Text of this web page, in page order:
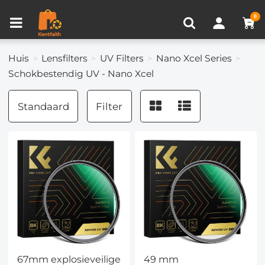
0
Huis Lensfilters UV Filters
Nano Xcel Series
Schokbestendig UV - Nano Xcel
Standaard Filter
67mm explosieveilige
49 mm